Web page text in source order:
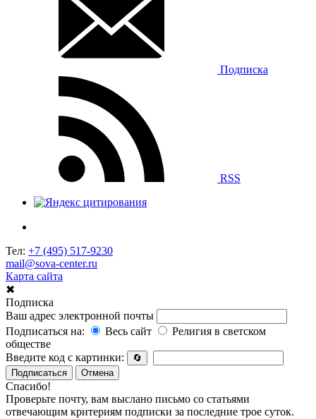
Подписка
RSS
Тел: +7 (495) 517-9230
mail@sova-center.ru
Карта сайта
✖
Подписка
Ваш адрес электронной почты
Подписаться на:
Весь сайт
Религия в светском
обществе
Введите код с картинки:
🔄
Подписаться
Отмена
Спасибо!
Проверьте почту, вам выслано письмо со статьями
отвечающим критериям подписки за последние трое суток.